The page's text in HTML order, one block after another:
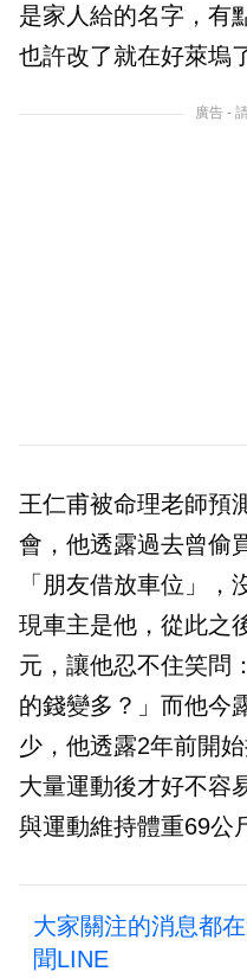
是家人給的名字，有
也許改了就在好萊塢
廣告 -
王仁甫被命理老師預
會，他透露過去曾偷
「朋友借放車位」
現車主是他，從此之
元，讓他忍不住笑問
的錢變多？」而他今
少，他透露2年前開
大量運動後才好不容
與運動維持體重69公
大家關注的消息都
聞LINE